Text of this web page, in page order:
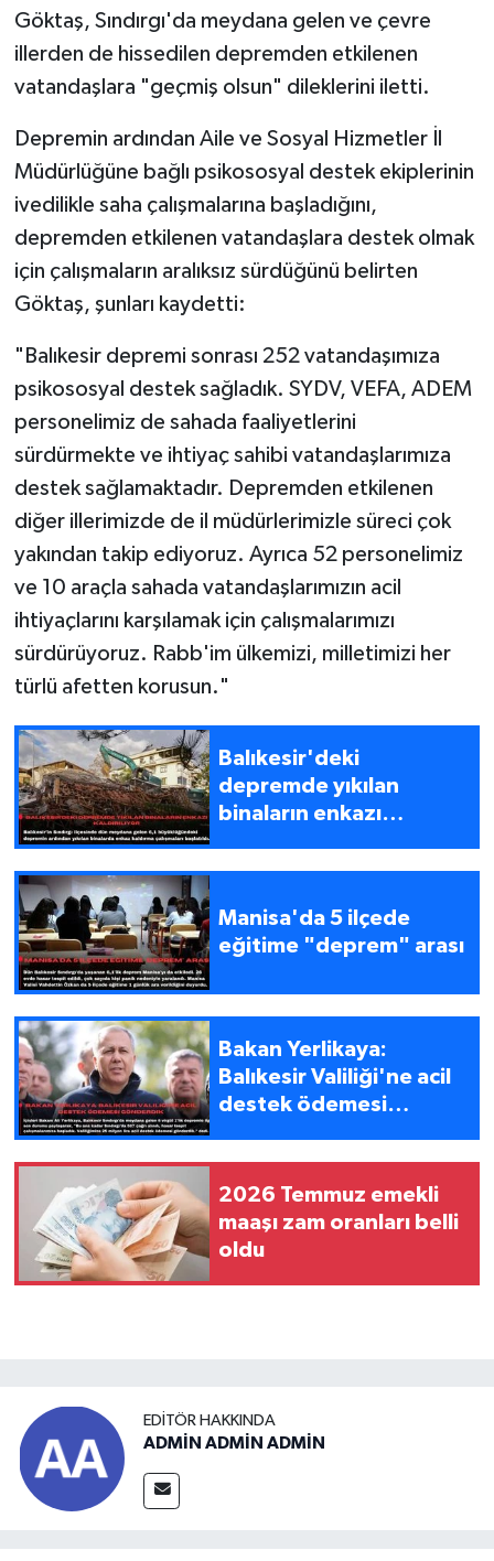
Göktaş, Sındırgı'da meydana gelen ve çevre
illerden de hissedilen depremden etkilenen
vatandaşlara "geçmiş olsun" dileklerini iletti.
Depremin ardından Aile ve Sosyal Hizmetler İl
Müdürlüğüne bağlı psikososyal destek ekiplerinin
ivedilikle saha çalışmalarına başladığını,
depremden etkilenen vatandaşlara destek olmak
için çalışmaların aralıksız sürdüğünü belirten
Göktaş, şunları kaydetti:
"Balıkesir depremi sonrası 252 vatandaşımıza
psikososyal destek sağladık. SYDV, VEFA, ADEM
personelimiz de sahada faaliyetlerini
sürdürmekte ve ihtiyaç sahibi vatandaşlarımıza
destek sağlamaktadır. Depremden etkilenen
diğer illerimizde de il müdürlerimizle süreci çok
yakından takip ediyoruz. Ayrıca 52 personelimiz
ve 10 araçla sahada vatandaşlarımızın acil
ihtiyaçlarını karşılamak için çalışmalarımızı
sürdürüyoruz. Rabb'im ülkemizi, milletimizi her
türlü afetten korusun."
Balıkesir'deki
depremde yıkılan
binaların enkazı
Manisa'da 5 ilçede
eğitime "deprem" arası
Bakan Yerlikaya:
Balıkesir Valiliği'ne acil
destek ödemesi
2026 Temmuz emekli
maaşı zam oranları belli
oldu
EDITÖR HAKKINDA
ADMİN ADMİN ADMİN